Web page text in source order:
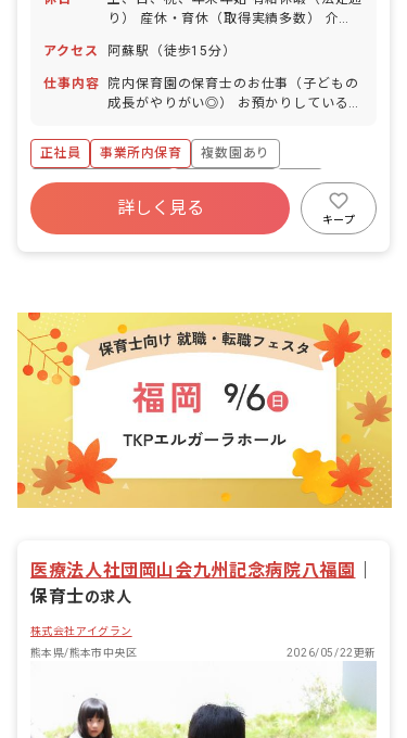
り） 産休・育休（取得実績多数） 介護
アクセス
阿蘇駅（徒歩15分）
仕事内容
院内保育園の保育士のお仕事（子どもの
成長がやりがい◎） お預かりしている子
食事・睡眠・排泄・清潔・衣類の着脱等
・集団生活を通じた社会性の装着 ・行事
の計画・実行、お知らせの作成
正社員 事業所内保育
複数園あり
ボーナス・賞与あり
社会保険完備
福利厚生充実
退職金制度
昇給昇進あり
詳しく見る
キープ
医療法人社団岡山会九州記念病院八福園
保育士の求人
株式会社アイグラン
熊本県/熊本市中央区
2026/05/22更新